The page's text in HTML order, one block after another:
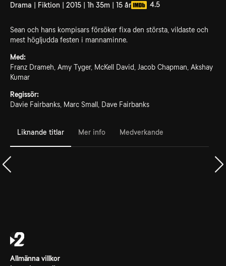
Drama | Fiktion | 2015 | 1h 35m | 15 år 4.5
Sean och hans kompisars försöker fixa den största, vildaste och
mest högljudda festen i mannaminne.
Med:
Franz Drameh, Amy Tyger, McKell David, Jacob Chapman, Akshay
Kumar
Regissör:
Davie Fairbanks, Marc Small, Dave Fairbanks
Liknande titlar Mer info Medverkande
Allmänna villkor